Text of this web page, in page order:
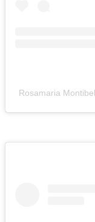
Rosamaria